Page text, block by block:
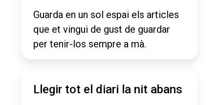
Guarda en un sol espai els articles
que et vingui de gust de guardar
per tenir-los sempre a mà.
Llegir tot el diari la nit abans